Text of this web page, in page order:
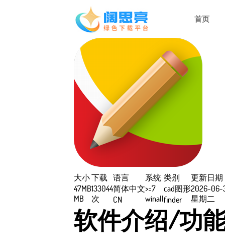
首页
大小
47MB
MB
下载
133044
次
语言
简体中文
CN
系统
>=7
winall
类别
cad图形
finder
更新日期
2026-06-
星期二
软件介绍/功